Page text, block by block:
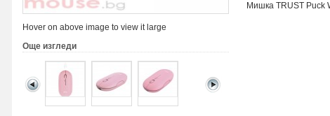
Hover on above image to view it large
Още изгледи
Мишка TRUST Puck